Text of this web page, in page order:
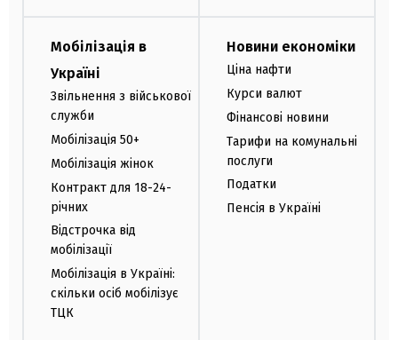
Мобілізація в
Україні
Звільнення з військової
служби
Мобілізація 50+
Мобілізація жінок
Контракт для 18-24-
річних
Відстрочка від
мобілізації
Мобілізація в Україні:
скільки осіб мобілізує
ТЦК
Новини економіки
Ціна нафти
Курси валют
Фінансові новини
Тарифи на комунальні
послуги
Податки
Пенсія в Україні